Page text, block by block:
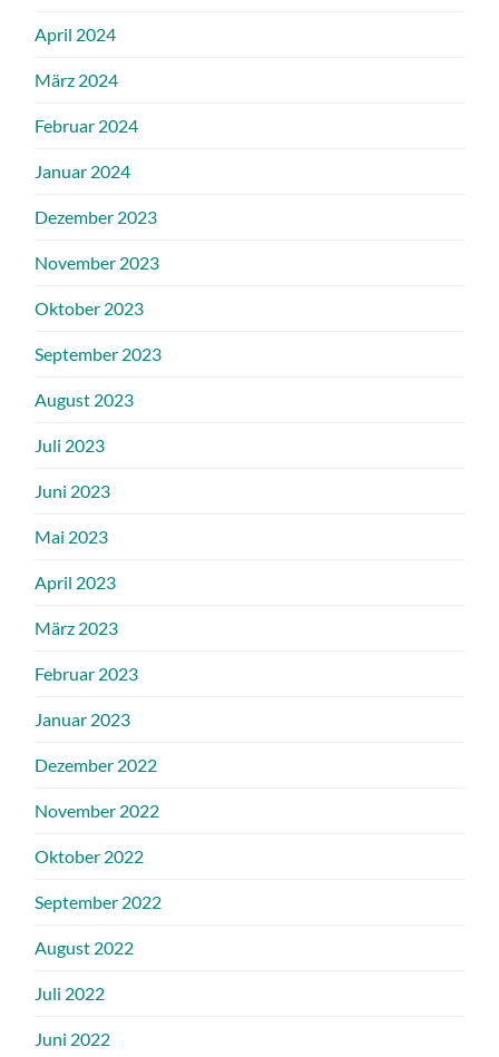
April 2024
März 2024
Februar 2024
Januar 2024
Dezember 2023
November 2023
Oktober 2023
September 2023
August 2023
Juli 2023
Juni 2023
Mai 2023
April 2023
März 2023
Februar 2023
Januar 2023
Dezember 2022
November 2022
Oktober 2022
September 2022
August 2022
Juli 2022
Juni 2022